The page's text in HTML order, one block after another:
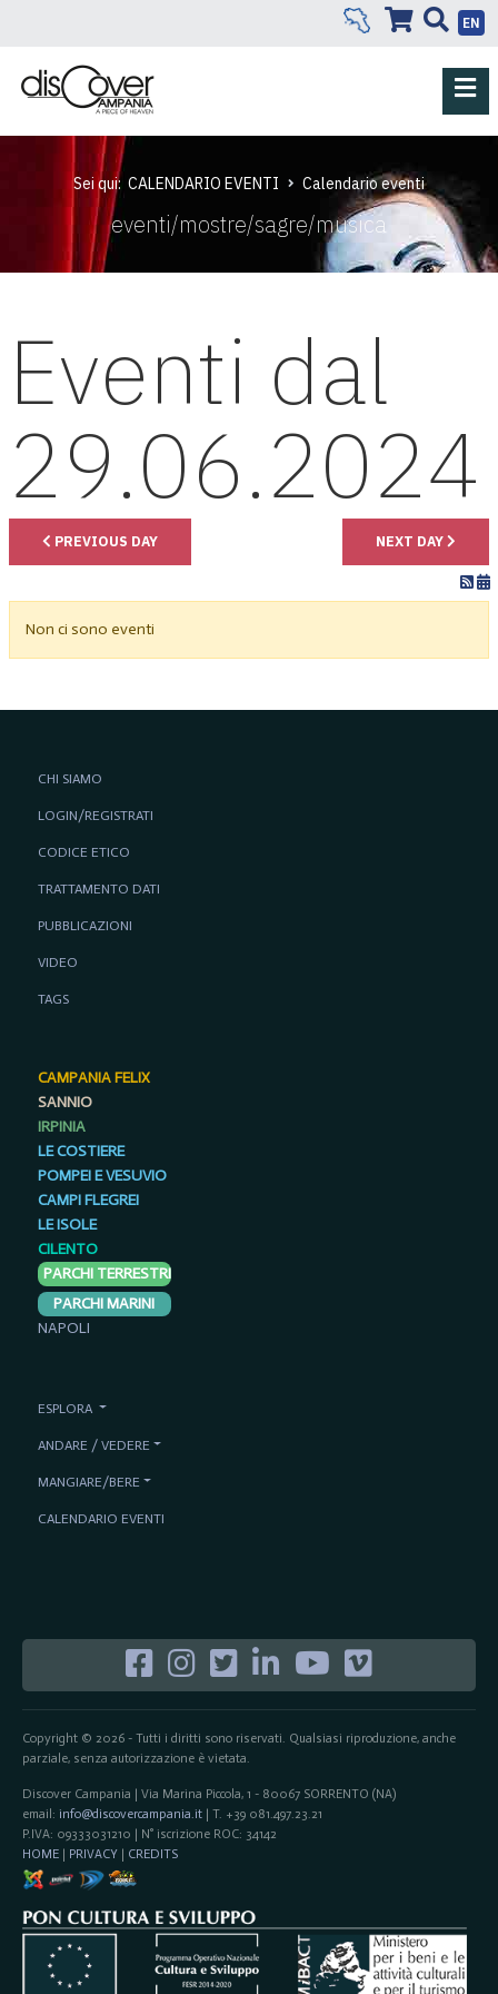
EN
Sei qui: CALENDARIO EVENTI Calendario eventi
eventi/mostre/sagre/musica
Eventi dal
29.06.2024
PREVIOUS DAY NEXT DAY
Non ci sono eventi
Copyright © 2026 - Tutti i diritti sono riservati. Qualsiasi riproduzione, anche
parziale, senza autorizzazione è vietata.
Discover Campania | Via Marina Piccola, 1 - 80067 SORRENTO (NA)
email: info@discovercampania.it| T. +39 081.497.23.21
P.IVA: 09333031210 | N° iscrizione ROC: 34142
HOME| PRIVACY | CREDITS
CHI SIAMO
LOGIN/REGISTRATI
CODICE ETICO
TRATTAMENTO DATI
PUBBLICAZIONI
VIDEO
TAGS
CAMPANIA FELIX
SANNIO
IRPINIA
LE COSTIERE
POMPEI E VESUVIO
CAMPI FLEGREI
LE ISOLE
CILENTO
PARCHI TERRESTRI
PARCHI MARINI
NAPOLI
ESPLORA
ANDARE / VEDERE
MANGIARE/BERE
CALENDARIO EVENTI